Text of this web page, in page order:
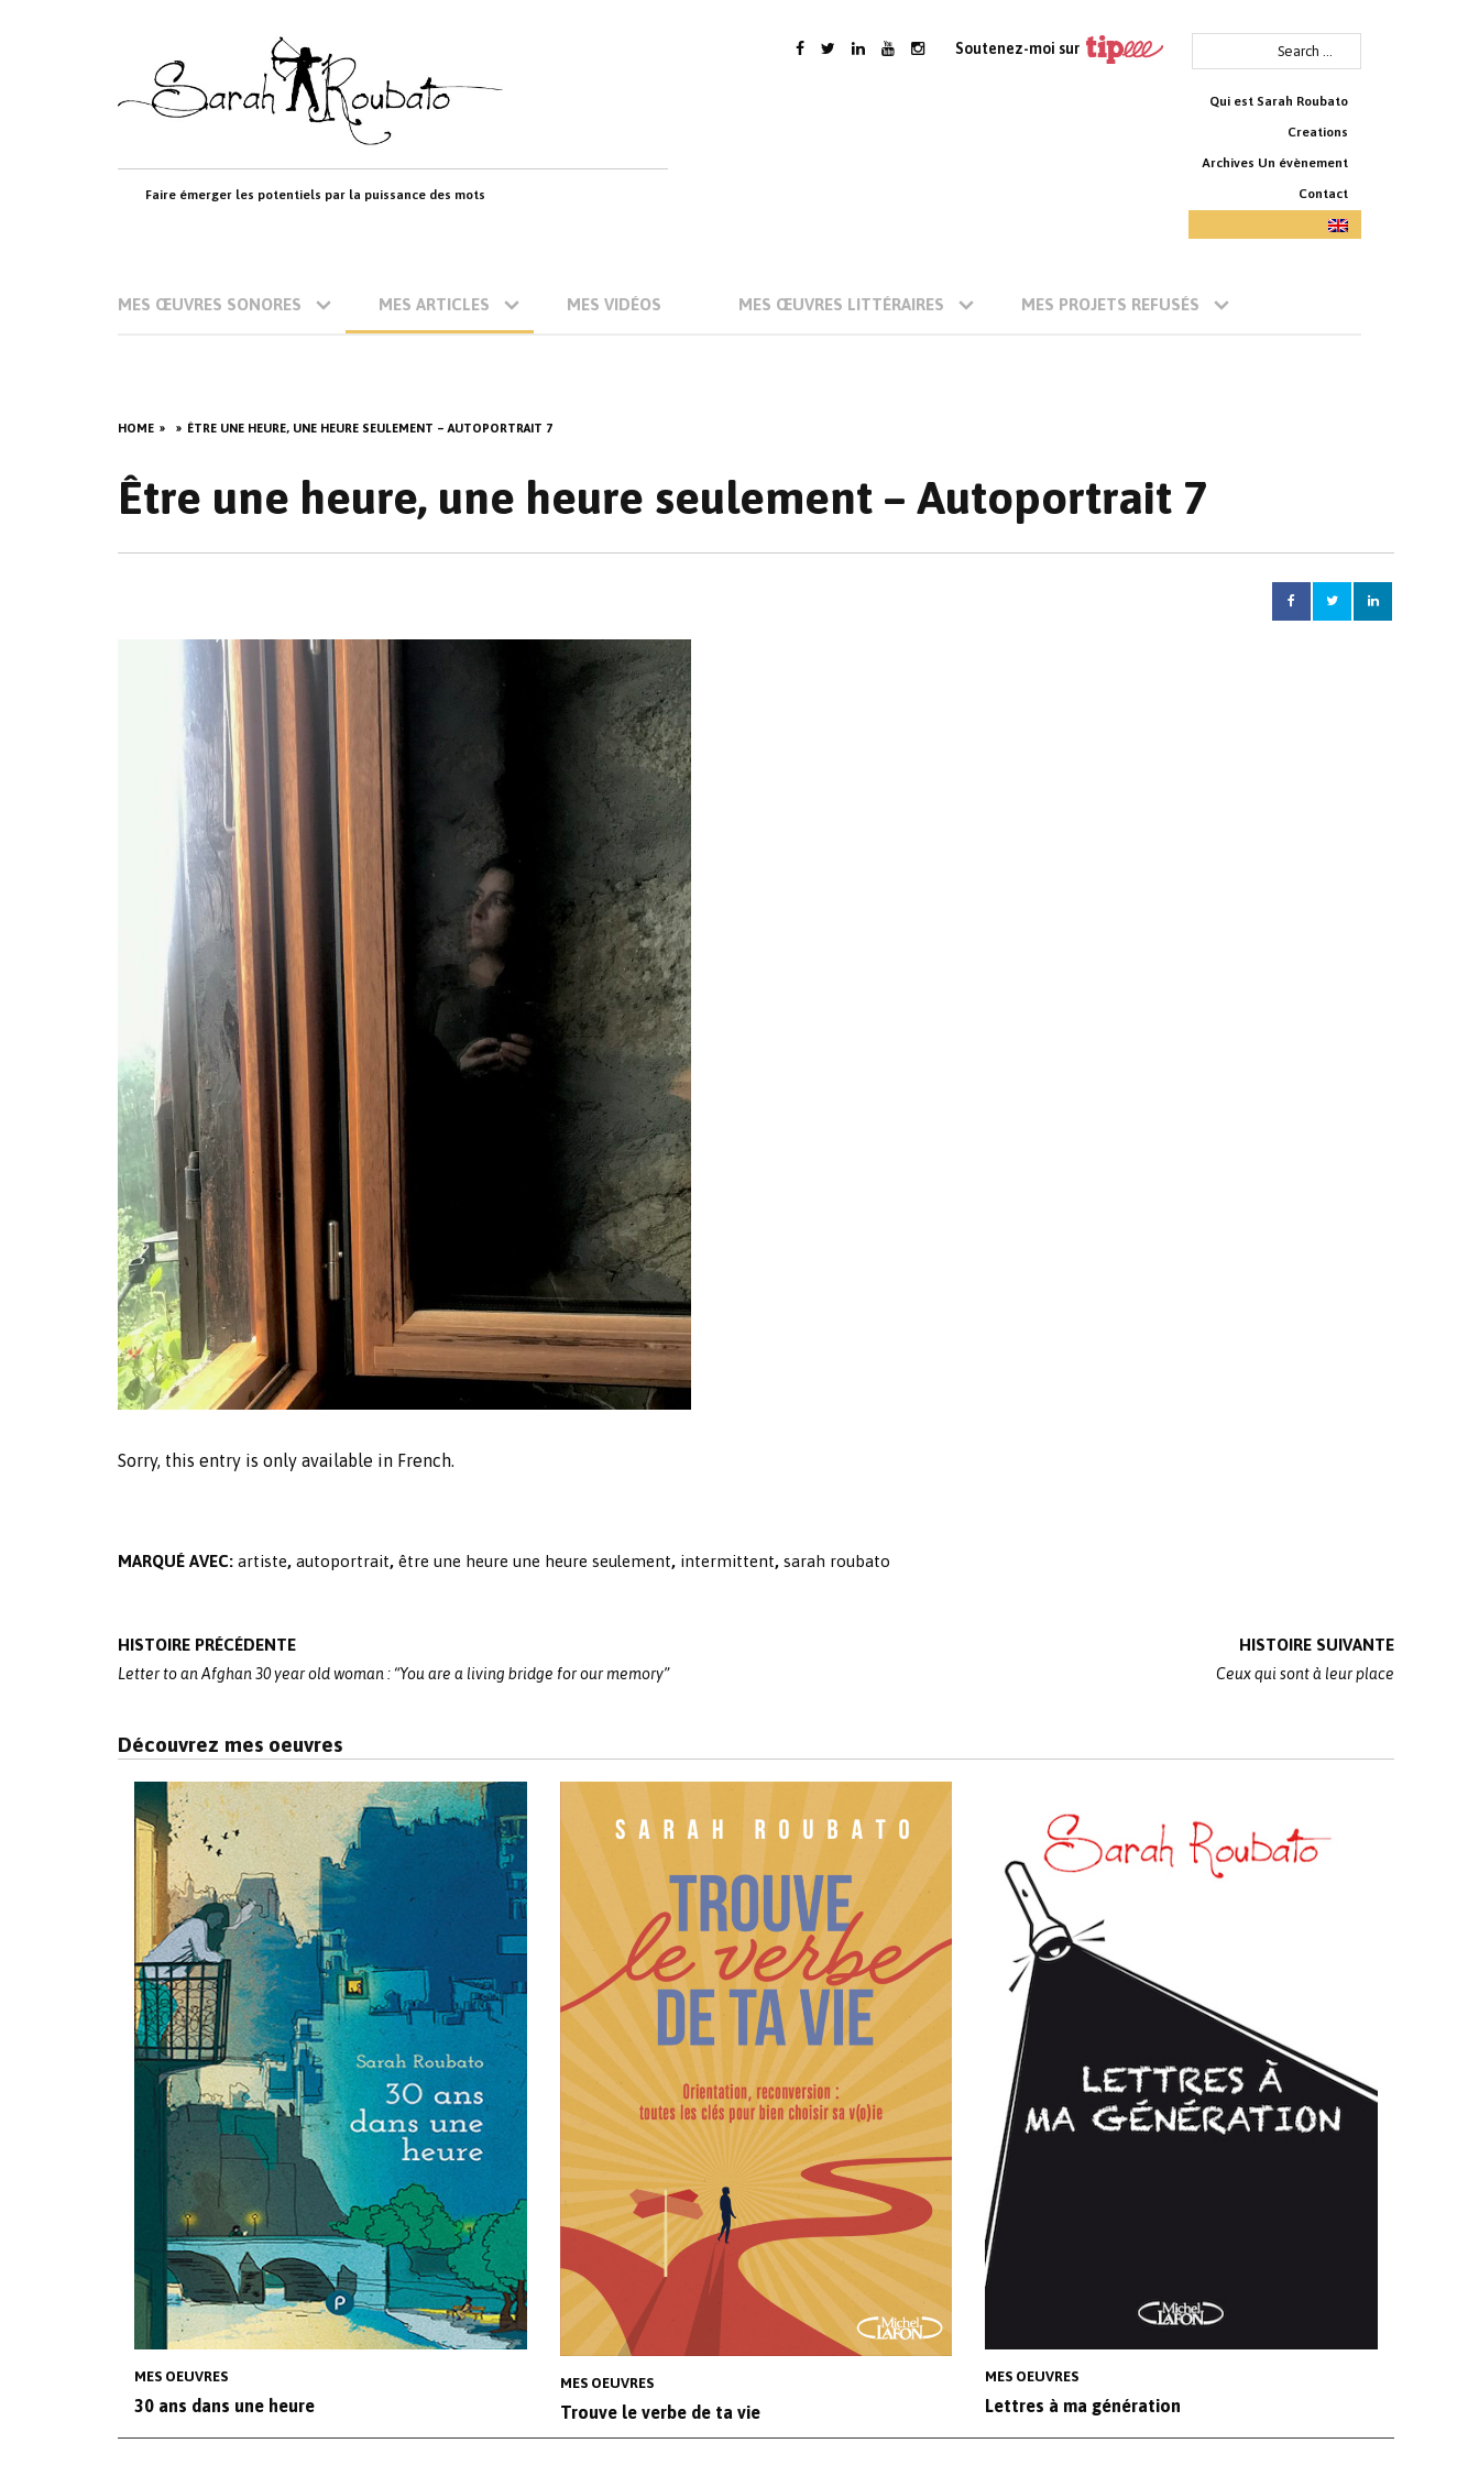
content
Faire émerger les potentiels par la puissance des mots
Soutenez-moi sur
for:
Qui est Sarah Roubato
Creations
Archives Un évènement
Contact
MES ŒUVRES SONORES MES ARTICLES MES VIDÉOS MES ŒUVRES LITTÉRAIRES MES PROJETS REFUSÉS
HOME ÊTRE UNE HEURE, UNE HEURE SEULEMENT – AUTOPORTRAIT 7
Être une heure, une heure seulement – Autoportrait 7
Sorry, this entry is only available in French.
MARQUÉ AVEC: artiste, autoportrait, être une heure une heure seulement, intermittent, sarah roubato
Post
navigation
HISTOIRE PRÉCÉDENTE
Letter to an Afghan 30 year old woman : “You are a living bridge for our memory”
HISTOIRE SUIVANTE
Ceux qui sont à leur place
Découvrez mes oeuvres
MES OEUVRES
30 ans dans une heure
MES OEUVRES
Trouve le verbe de ta vie
MES OEUVRES
Lettres à ma génération